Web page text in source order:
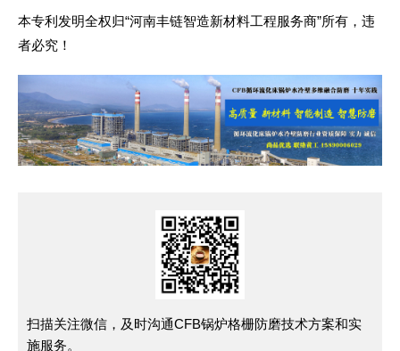
本专利发明全权归“河南丰链智造新材料工程服务商”所有，违
者必究！
扫描关注微信，及时沟通CFB锅炉格栅防磨技术方案和实
施服务。